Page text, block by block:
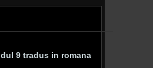
9 tradus in romana